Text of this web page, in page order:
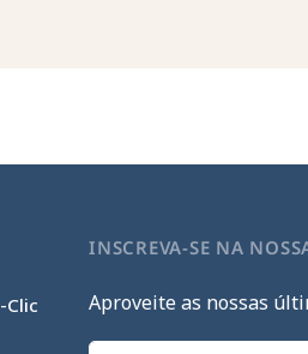
Clic
INSCREVA-SE NA
Aproveite as nossas